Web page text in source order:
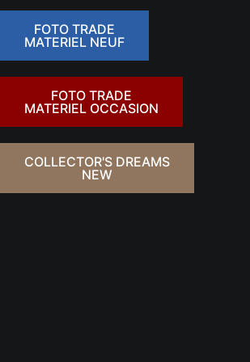
FOTO TRADE
MATERIEL NEUF
FOTO TRADE
MATERIEL OCCASION
COLLECTOR'S DREAMS
NEW